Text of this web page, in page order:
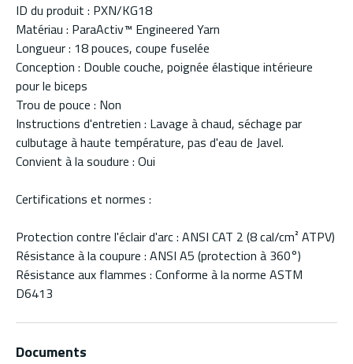
ID du produit : PXN/KG18
Matériau : ParaActiv™ Engineered Yarn
Longueur : 18 pouces, coupe fuselée
Conception : Double couche, poignée élastique intérieure
pour le biceps
Trou de pouce : Non
Instructions d'entretien : Lavage à chaud, séchage par
culbutage à haute température, pas d'eau de Javel.
Convient à la soudure : Oui
Certifications et normes :
Protection contre l'éclair d'arc : ANSI CAT 2 (8 cal/cm² ATPV)
Résistance à la coupure : ANSI A5 (protection à 360°)
Résistance aux flammes : Conforme à la norme ASTM
D6413
Documents